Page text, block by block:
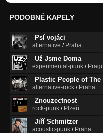
Kapitán
ZTRACEN 2013
ZTRACEN 2013
Drogy
ZTRACEN 2013
Panenky
Nezařazeno
Vlak
Nezařazeno
PODOBNÉ KAPELY
Psí vojáci
alternative / Praha
Už Jsme Doma
experimental-punk /
Plastic People of The
alternative-rock / Praha
Znouzectnost
rock-punk / Plzeň
Jiří Schmitzer
acoustic-punk / Praha